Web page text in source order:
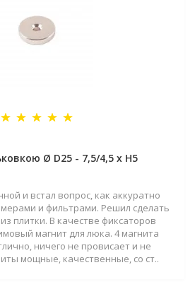
Ø D25 - 7,5/4,5 х H5
и встал вопрос, как аккуратно
и фильтрами. Решил сделать
плитки. В качестве фиксаторов
магнит для люка. 4 магнита
ничего не провисает и не
мощные, качественные, со ст..